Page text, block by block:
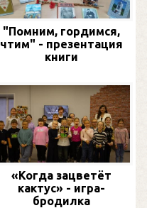
"Помним, гордимся,
чтим" - презентация
книги
«Когда зацветёт
кактус» - игра-
бродилка